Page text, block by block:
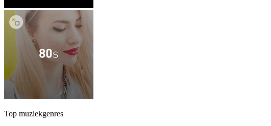
Top muziekgenres